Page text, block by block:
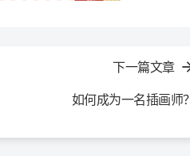
下一篇文章
如何成为一名插画师？